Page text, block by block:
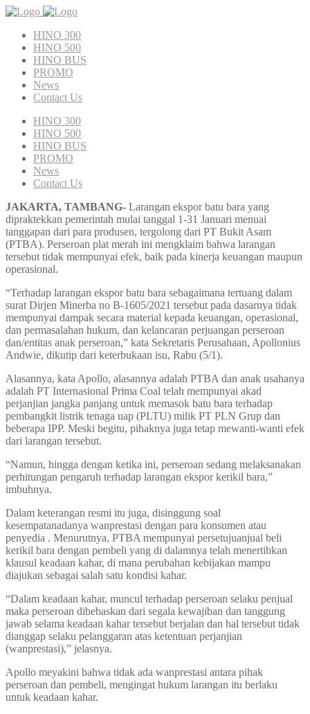
HINO 300
HINO 500
HINO BUS
PROMO
News
Contact Us
HINO 300
HINO 500
HINO BUS
PROMO
News
Contact Us
JAKARTA, TAMBANG- Larangan ekspor batu bara yang
dipraktekkan pemerintah mulai tanggal 1-31 Januari menuai
tanggapan dari para produsen, tergolong dari PT Bukit Asam
(PTBA). Perseroan plat merah ini mengklaim bahwa larangan
tersebut tidak mempunyai efek, baik pada kinerja keuangan maupun
operasional.
“Terhadap larangan ekspor batu bara sebagaimana tertuang dalam
surat Dirjen Minerba no B-1605/2021 tersebut pada dasarnya tidak
mempunyai dampak secara material kepada keuangan, operasional,
dan permasalahan hukum, dan kelancaran perjuangan perseroan
dan/entitas anak perseroan,” kata Sekretaris Perusahaan, Apollonius
Andwie, dikutip dari keterbukaan isu, Rabu (5/1).
Alasannya, kata Apollo, alasannya adalah PTBA dan anak usahanya
adalah PT Internasional Prima Coal telah mempunyai akad
perjanjian jangka panjang untuk memasok batu bara terhadap
pembangkit listrik tenaga uap (PLTU) milik PT PLN Grup dan
beberapa IPP. Meski begitu, pihaknya juga tetap mewanti-wanti efek
dari larangan tersebut.
“Namun, hingga dengan ketika ini, perseroan sedang melaksanakan
perhitungan pengaruh terhadap larangan ekspor kerikil bara,”
imbuhnya.
Dalam keterangan resmi itu juga, disinggung soal
kesempatanadanya wanprestasi dengan para konsumen atau
penyedia . Menurutnya, PTBA mempunyai persetujuanjual beli
kerikil bara dengan pembeli yang di dalamnya telah menertibkan
klausul keadaan kahar, di mana perubahan kebijakan mampu
diajukan sebagai salah satu kondisi kahar.
“Dalam keadaan kahar, muncul terhadap perseroan selaku penjual
maka perseroan dibebaskan dari segala kewajiban dan tanggung
jawab selama keadaan kahar tersebut berjalan dan hal tersebut tidak
dianggap selaku pelanggaran atas ketentuan perjanjian
(wanprestasi),” jelasnya.
Apollo meyakini bahwa tidak ada wanprestasi antara pihak
perseroan dan pembeli, mengingat hukum larangan itu berlaku
untuk keadaan kahar.